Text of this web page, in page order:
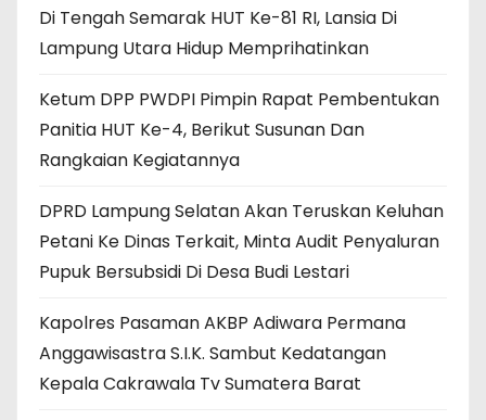
Di Tengah Semarak HUT Ke-81 RI, Lansia Di
Lampung Utara Hidup Memprihatinkan
Ketum DPP PWDPI Pimpin Rapat Pembentukan
Panitia HUT Ke-4, Berikut Susunan Dan
Rangkaian Kegiatannya
DPRD Lampung Selatan Akan Teruskan Keluhan
Petani Ke Dinas Terkait, Minta Audit Penyaluran
Pupuk Bersubsidi Di Desa Budi Lestari
Kapolres Pasaman AKBP Adiwara Permana
Anggawisastra S.I.K. Sambut Kedatangan
Kepala Cakrawala Tv Sumatera Barat